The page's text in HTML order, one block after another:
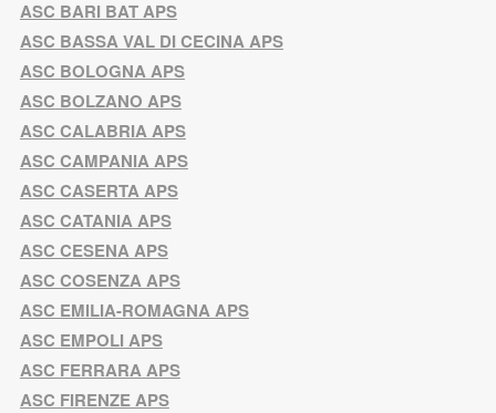
ASC BARI BAT APS
ASC BASSA VAL DI CECINA APS
ASC BOLOGNA APS
ASC BOLZANO APS
ASC CALABRIA APS
ASC CAMPANIA APS
ASC CASERTA APS
ASC CATANIA APS
ASC CESENA APS
ASC COSENZA APS
ASC EMILIA-ROMAGNA APS
ASC EMPOLI APS
ASC FERRARA APS
ASC FIRENZE APS